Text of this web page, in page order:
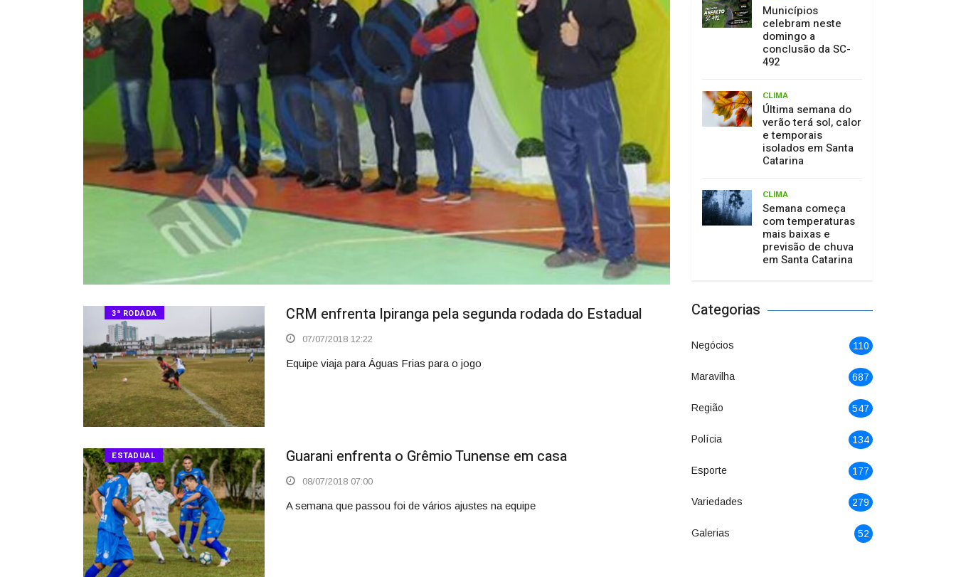
3ª RODADA CRM enfrenta Ipiranga pela segunda rodada do Estadual
07/07/2018 12:22
Equipe viaja para Águas Frias para o jogo
ESTADUAL Guarani enfrenta o Grêmio Tunense em casa
08/07/2018 07:00
A semana que passou foi de vários ajustes na equipe
Municípios
celebram neste
domingo a
conclusão da SC-
492
CLIMA
Última semana do
verão terá sol, calor
e temporais
isolados em Santa
Catarina
CLIMA
Semana começa
com temperaturas
mais baixas e
previsão de chuva
em Santa Catarina
Categorias
Negócios 110
Maravilha 687
Região 547
Polícia 134
Esporte 177
Variedades 279
Galerias 52